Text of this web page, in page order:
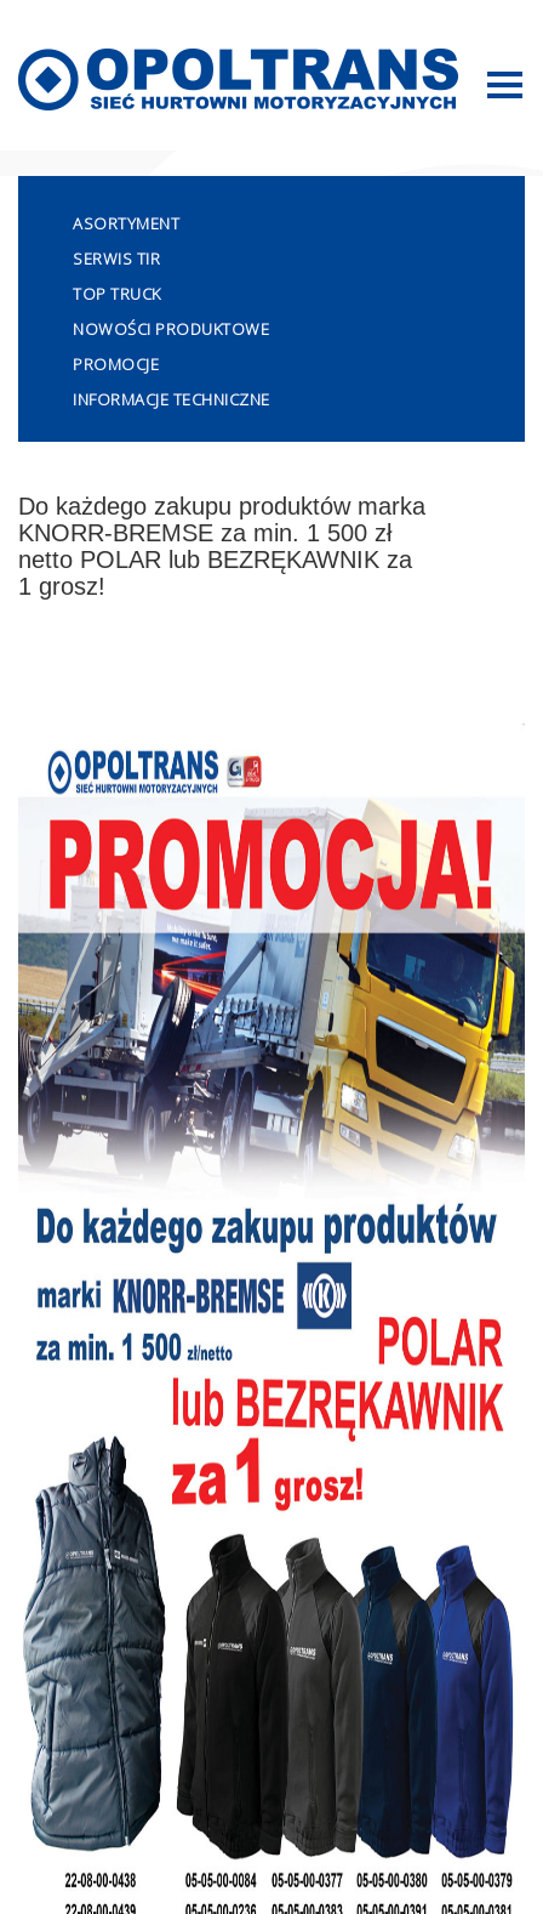
ASORTYMENT
SERWIS TIR
TOP TRUCK
NOWOŚCI PRODUKTOWE
PROMOCJE
INFORMACJE TECHNICZNE
Do każdego zakupu produktów marka
KNORR-BREMSE za min. 1 500 zł
netto POLAR lub BEZRĘKAWNIK za
1 grosz!